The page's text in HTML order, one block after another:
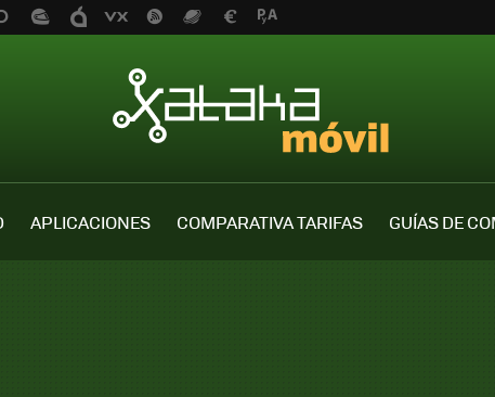
APLICACIONES COMPARATIVA TARIFAS
GUÍAS DE